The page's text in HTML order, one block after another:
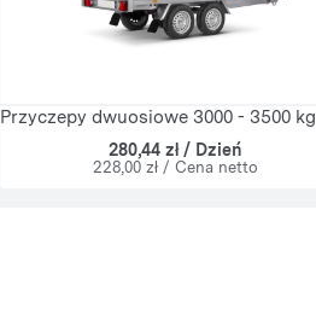
Przyczepy dwuosiowe 3000 - 3500 kg
280,44 zł / Dzień
228,00 zł / Cena netto